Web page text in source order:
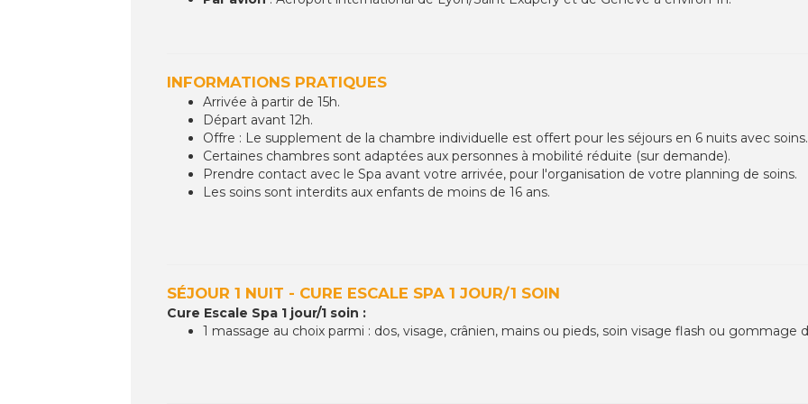
INFORMATIONS PRATIQUES
Arrivée à partir de 15h.
Départ avant 12h.
Offre : Le supplement de la chambre individuelle est offert pour les séjours en 6 nuits avec soins.
Certaines chambres sont adaptées aux personnes à mobilité réduite (sur demande).
Prendre contact avec le Spa avant votre arrivée, pour l'organisation de votre planning de soins.
Les soins sont interdits aux enfants de moins de 16 ans.
SÉJOUR 1 NUIT - CURE ESCALE SPA 1 JOUR/1 SOIN
Cure Escale Spa 1 jour/1 soin :
1 massage au choix parmi : dos, visage, crânien, mains ou pieds, soin visage flash ou gommage